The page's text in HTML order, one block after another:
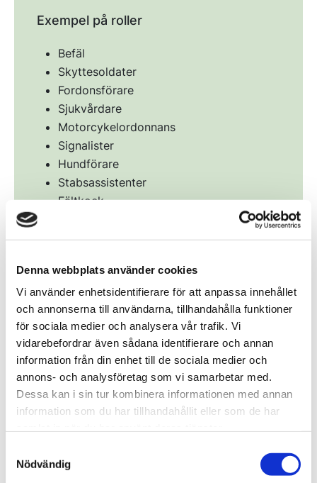
Denna webbplats använder cookies
Vi använder enhetsidentifierare för att anpassa innehållet
och annonserna till användarna, tillhandahålla funktioner
för sociala medier och analysera vår trafik. Vi
vidarebefordrar även sådana identifierare och annan
information från din enhet till de sociala medier och
annons- och analysföretag som vi samarbetar med.
Dessa kan i sin tur kombinera informationen med annan
information som du har tillhandahållit eller som de har
Nödvändig
Exempel på roller
Befäl
Skyttesoldater
Fordonsförare
Sjukvårdare
Motorcykelordonnans
Signalister
Hundförare
Stabsassistenter
Fältkock
hitta din roll
Hemvärnet i höjd
beredskap eller krig
Hemvärnet har flera viktiga uppgifter vid hög
objekt i närområdet. Hemvärnet ska kunna vara på
plats inom sex timmar och var uthålligt i 90 dagar.